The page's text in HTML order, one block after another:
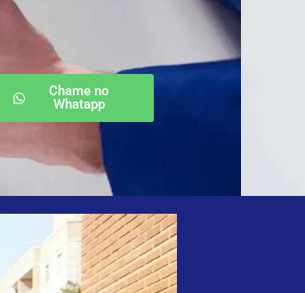
Chame no
Whatapp